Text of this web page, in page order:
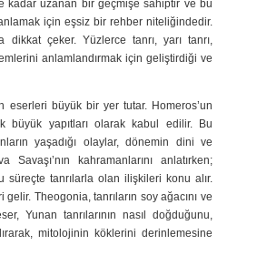
kadar uzanan bir geçmişe sahiptir ve bu
için eşsiz bir rehber niteliğindedir.
dikkat çeker. Yüzlerce tanrı, yarı tanrı,
anlamlandırmak için geliştirdiği ve
büyük bir yer tutar. Homeros’un
büyük yapıtları olarak kabul edilir. Bu
yaşadığı olaylar, dönemin dini ve
kahramanlarını anlatırken;
tanrılarla olan ilişkileri konu alır.
Theogonia, tanrıların soy ağacını ve
Yunan tanrılarının nasıl doğduğunu,
mitolojinin köklerini derinlemesine